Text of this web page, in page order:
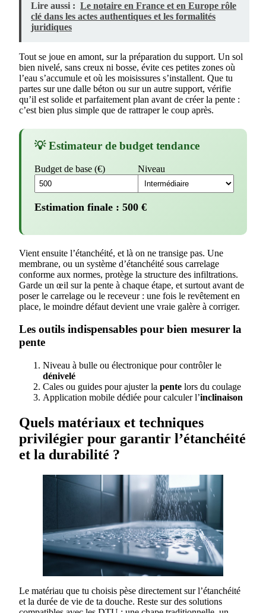
Lire aussi : Le notaire en France et en Europe rôle
clé dans les actes authentiques et les formalités
juridiques
Tout se joue en amont, sur la préparation du support. Un sol
bien nivelé, sans creux ni bosse, évite ces petites zones où
l’eau s’accumule et où les moisissures s’installent. Que tu
partes sur une dalle béton ou sur un autre support, vérifie
qu’il est solide et parfaitement plan avant de créer la pente :
c’est bien plus simple que de rattraper le coup après.
💡 Estimateur de budget tendance
Budget de base (€) Niveau
Estimation finale : 500 €
Vient ensuite l’étanchéité, et là on ne transige pas. Une
membrane, ou un système d’étanchéité sous carrelage
conforme aux normes, protège la structure des infiltrations.
Garde un œil sur la pente à chaque étape, et surtout avant de
poser le carrelage ou le receveur : une fois le revêtement en
place, le moindre défaut devient une vraie galère à corriger.
Les outils indispensables pour bien mesurer la
pente
Niveau à bulle ou électronique pour contrôler le
dénivelé
Cales ou guides pour ajuster la pente lors du coulage
Application mobile dédiée pour calculer l’inclinaison
Quels matériaux et techniques
privilégier pour garantir l’étanchéité
et la durabilité ?
Le matériau que tu choisis pèse directement sur l’étanchéité
et la durée de vie de ta douche. Reste sur des solutions